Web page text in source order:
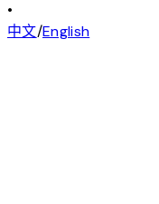
•
中文/English